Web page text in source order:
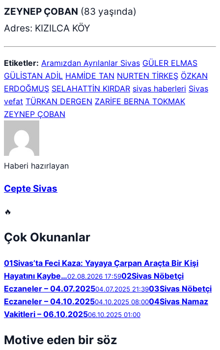
ZEYNEP ÇOBAN (83 yaşında)
Adres: KIZILCA KÖY
Etiketler: Aramızdan Ayrılanlar Sivas GÜLER ELMAS
GÜLİSTAN ADİL HAMİDE TAN NURTEN TİRKEŞ ÖZKAN
ERDOĞMUŞ SELAHATTİN KIRDAR sivas haberleri Sivas
vefat TÜRKAN DERGEN ZARİFE BERNA TOKMAK
ZEYNEP ÇOBAN
Haberi hazırlayan
Cepte Sivas
🔥
Çok Okunanlar
01Sivas’ta Feci Kaza: Yayaya Çarpan Araçta Bir Kişi
Hayatını Kaybe…02.08.2026 17:5902Sivas Nöbetçi
Eczaneler – 04.07.202504.07.2025 21:3903Sivas Nöbetçi
Eczaneler – 04.10.202504.10.2025 08:0004Sivas Namaz
Vakitleri – 06.10.202506.10.2025 01:00
Motive eden bir söz